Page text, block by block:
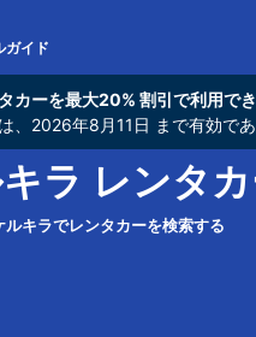
ガイド
カーを最大20% 割引で利用でき
、2026年8月11日 まで有効であ
ラ レンタ
ルキラでレンタカーを検索する